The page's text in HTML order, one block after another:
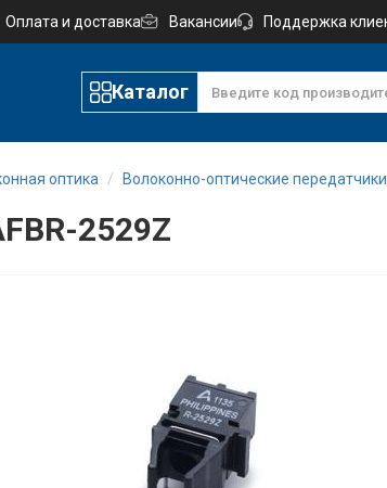
Оплата и доставка Вакансии Поддержка
Каталог
оптика Волоконно-оптические
2529Z